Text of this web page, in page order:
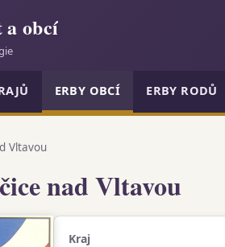
a obcí
ERBY OBCÍ ERBY RODŮ
Vltavou
nad Vltavou
Kraj